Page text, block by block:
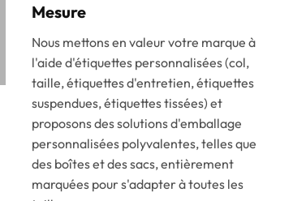
Mesure
Nous mettons en valeur votre marque à
l'aide d'étiquettes personnalisées (col,
taille, étiquettes d'entretien, étiquettes
suspendues, étiquettes tissées) et
proposons des solutions d'emballage
personnalisées polyvalentes, telles que
des boîtes et des sacs, entièrement
marquées pour s'adapter à toutes les